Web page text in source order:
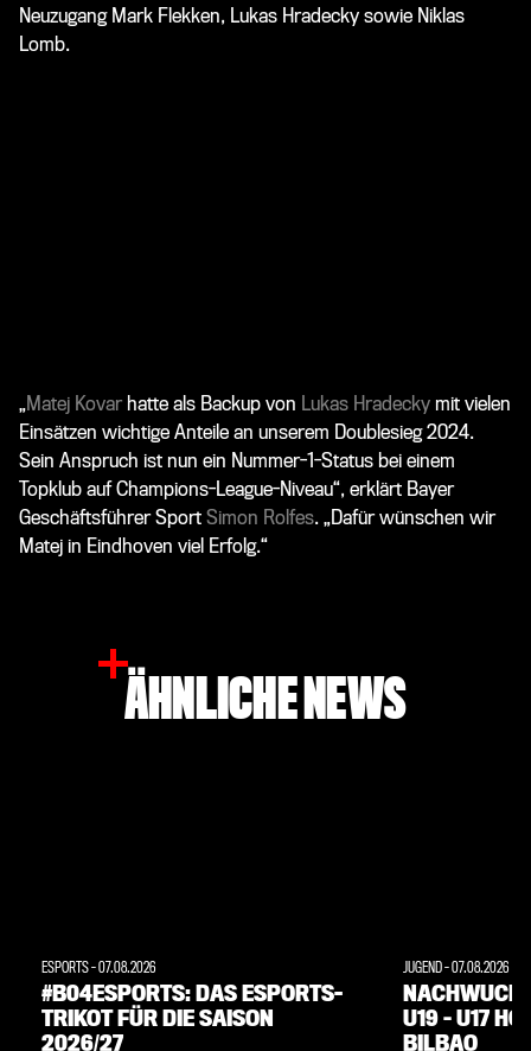
Neuzugang Mark Flekken, Lukas Hradecky sowie Niklas
Lomb.
„Matej Kovar hatte als Backup von Lukas Hradecky mit vielen
Einsätzen wichtige Anteile an unserem Doublesieg 2024.
Sein Anspruch ist nun ein Nummer-1-Status bei einem
Topklub auf Champions-League-Niveau“, erklärt Bayer
Geschäftsführer Sport Simon Rolfes. „Dafür wünschen wir
Matej in Eindhoven viel Erfolg.“
ÄHNLICHE NEWS
ESPORTS-07.08.2026
#B04ESPORTS: DAS ESPORTS-
TRIKOT FÜR DIE SAISON
2026/27
JUGEND-07.08.2026
U19 – U17
BILBAO